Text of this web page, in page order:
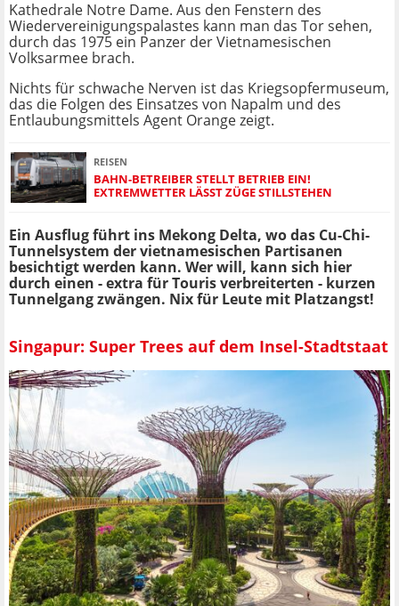
Kathedrale Notre Dame. Aus den Fenstern des
Wiedervereinigungspalastes kann man das Tor sehen,
durch das 1975 ein Panzer der Vietnamesischen
Volksarmee brach.
Nichts für schwache Nerven ist das Kriegsopfermuseum,
das die Folgen des Einsatzes von Napalm und des
Entlaubungsmittels Agent Orange zeigt.
REISEN
BAHN-BETREIBER STELLT BETRIEB EIN!
EXTREMWETTER LÄSST ZÜGE STILLSTEHEN
Ein Ausflug führt ins Mekong Delta, wo das Cu-Chi-
Tunnelsystem der vietnamesischen Partisanen
besichtigt werden kann. Wer will, kann sich hier
durch einen - extra für Touris verbreiterten - kurzen
Tunnelgang zwängen. Nix für Leute mit Platzangst!
Singapur: Super Trees auf dem Insel-Stadtstaat